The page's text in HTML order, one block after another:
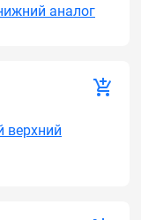
аналог
верхний